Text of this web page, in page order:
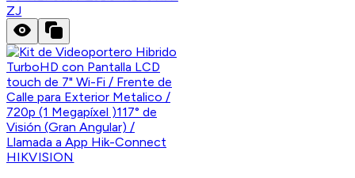
ZJ
HIKVISION